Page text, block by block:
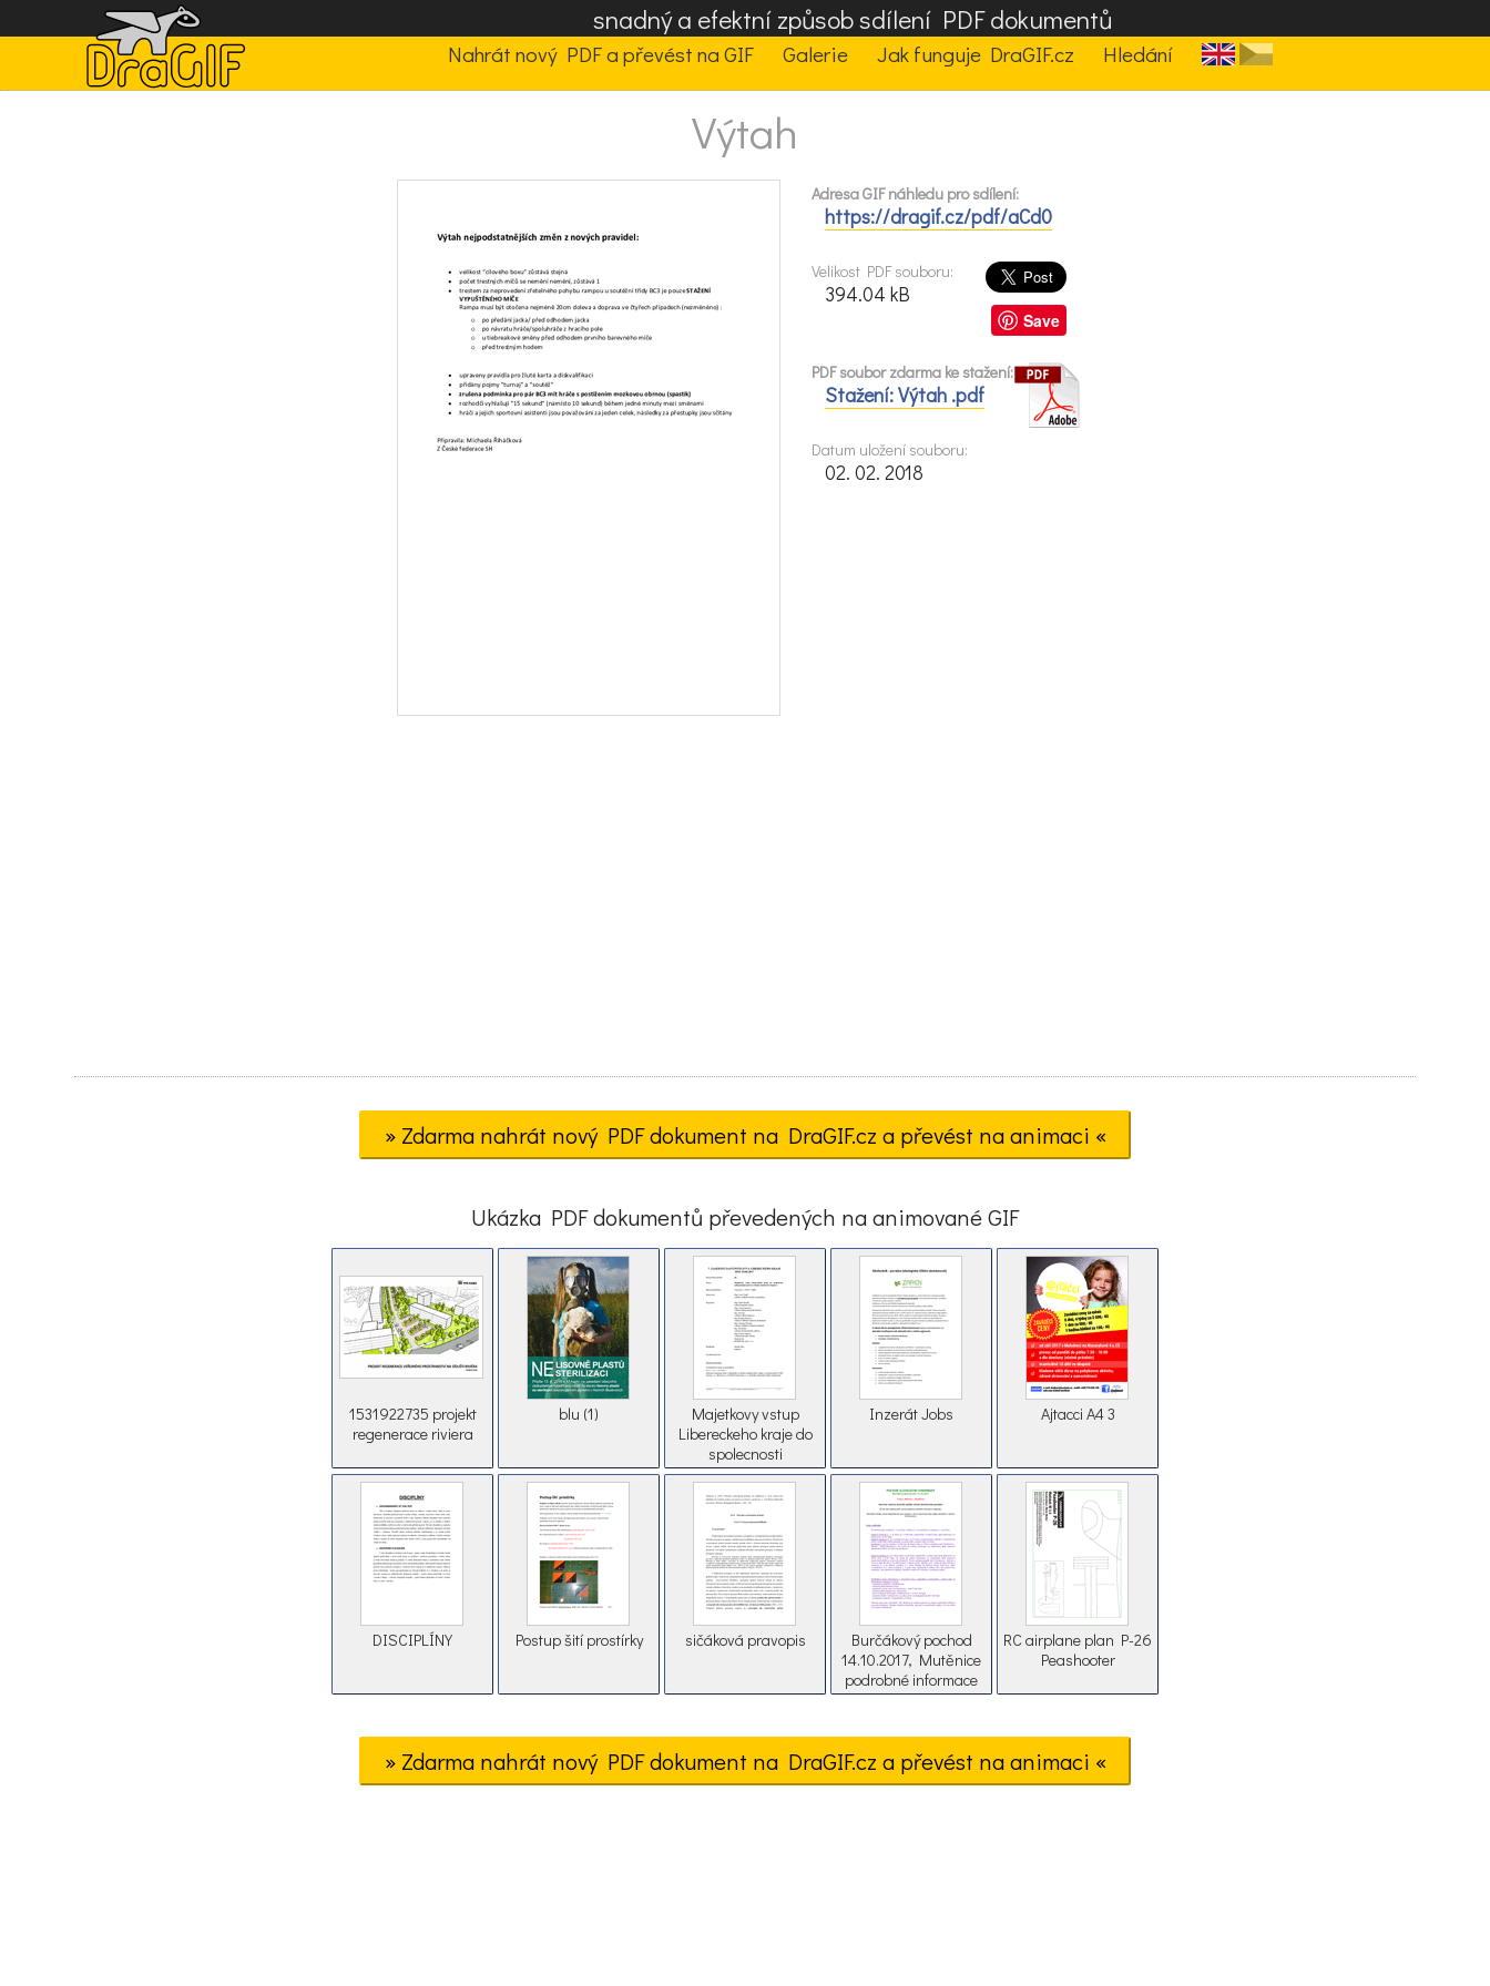
snadný a efektní způsob sdílení PDF dokumentů
Nahrát nový PDF a převést na GIF Galerie Jak funguje DraGIF.cz Hledání
Výtah
Adresa GIF náhledu pro sdílení:
https://dragif.cz/pdf/aCd0
Save
Velikost PDF souboru:
394.04 kB
PDF soubor zdarma ke stažení:
Stažení: Výtah .pdf
Datum uložení souboru:
02. 02. 2018
» Zdarma nahrát nový PDF dokument na DraGIF.cz a převést na animaci «
Ukázka PDF dokumentů převedených na animované GIF
1531922735 projekt
regenerace riviera
blu (1)
Majetkovy vstup
Libereckeho kraje do
spolecnosti
zabezpecujici provoz
verejne autobusove
dopravy
Inzerát Jobs Ajtacci A4 3
DISCIPLÍNY Postup šití prostírky sičáková pravopis
Burčákový pochod
14.10.2017, Mutěnice
podrobné informace
RC airplane plan P-26
Peashooter
» Zdarma nahrát nový PDF dokument na DraGIF.cz a převést na animaci «